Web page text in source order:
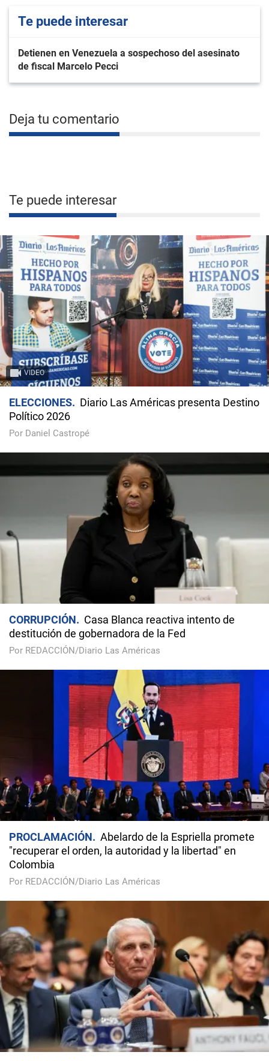
Te puede interesar
Detienen en Venezuela a sospechoso del asesinato
de fiscal Marcelo Pecci
Deja tu comentario
Te puede interesar
VIDEO
ELECCIONES
Diario Las Américas presenta Destino
Político 2026
Por Daniel Castropé
CORRUPCIÓN
Casa Blanca reactiva intento de
destitución de gobernadora de la Fed
Por REDACCIÓN/Diario Las Américas
PROCLAMACIÓN
Abelardo de la Espriella promete
"recuperar el orden, la autoridad y la libertad" en
Colombia
Por REDACCIÓN/Diario Las Américas